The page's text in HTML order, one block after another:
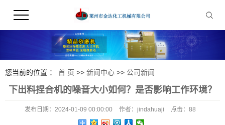
您当前的位置 ： 首 页 >> 新闻中心 >> 公司新闻
下出料捏合机的噪音大小如何？是否影响工作环境？
发布日期： 2024-01-09 00:00:00 作者： jindahuaji 点击： 88